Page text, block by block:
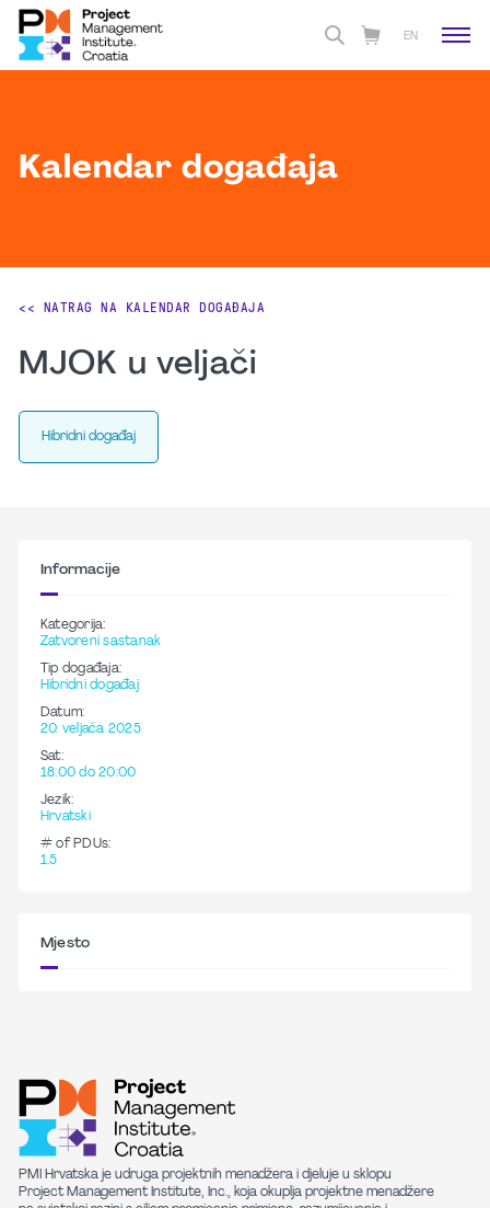
EN
Kalendar događaja
<< NATRAG NA KALENDAR DOGAĐAJA
MJOK u veljači
Hibridni događaj
Informacije
Kategorija:
Zatvoreni sastanak
Tip događaja:
Hibridni događaj
Datum:
20. veljača 2025
Sat:
18:00 do 20:00
Jezik:
Hrvatski
# of PDUs:
1.5
Mjesto
PMI Hrvatska je udruga projektnih menadžera i djeluje u sklopu
Project Management Institute, Inc., koja okuplja projektne menadžere